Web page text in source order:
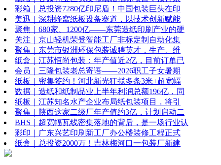
彩箱｜总投资7280亿印尼盾！中国包装巨头在印
美迅｜深耕蜂窝纸板设备赛道，以技术创新赋能
聚焦｜680家、1200亿——东莞造纸印刷产业的硬
关注｜京山轻机荣登智能工厂非标定制自动化集
聚焦｜东莞市银洲环保包装诚聘英才，生产、维
纸盒｜江苏恒尚包装：年产值近2亿，目前订单已
会员｜三隆包装老总寄语——2026职工子女暑期
纸板｜密集签约！河北新光狂揽多条3米+超宽幅
数据｜造纸和纸制品业上半年利润总额196亿，同
纸板｜江苏知名水产企业布局纸包装项目，将引
聚焦｜陕西这家二级厂年产值约3亿，计划启动二
BHS｜超宽幅瓦线密集落地的背后，是一场行业认
彩印｜广东兴艺印刷新工厂办公楼装修工程正式
纸盒｜总投资2000万！吉林梅河口一包装厂新建